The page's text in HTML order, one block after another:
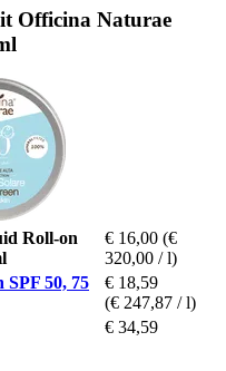
Officina Naturae
Roll-on
€ 16,00 (€
320,00 / l)
SPF 50, 75
€ 18,59
(€ 247,87 / l)
€ 34,59